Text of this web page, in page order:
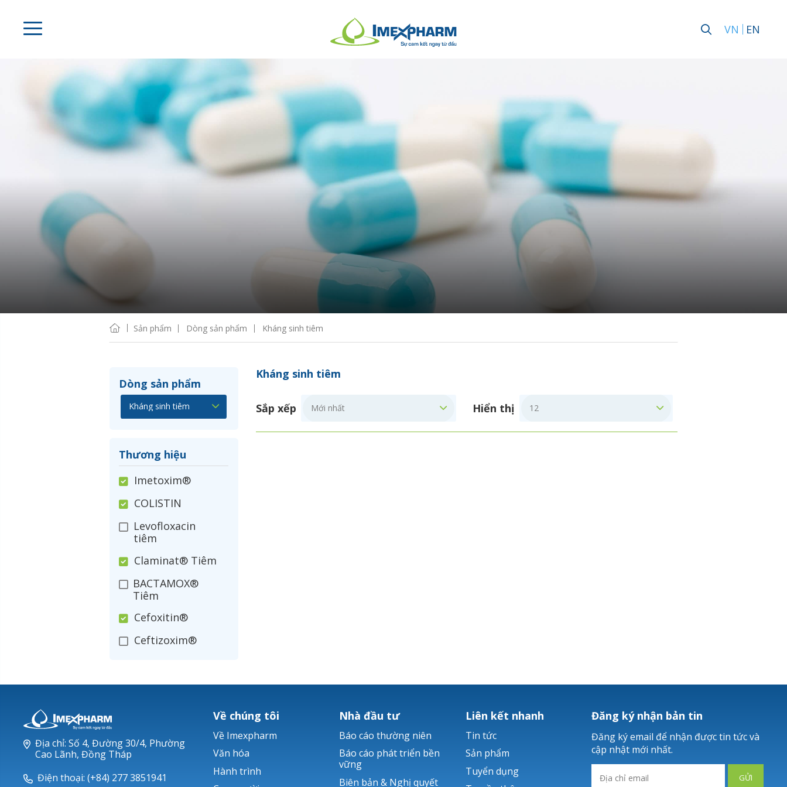
VN EN
Sản phẩm Dòng sản phẩm Kháng sinh tiêm
Dòng sản phẩm
Thương hiệu
Imetoxim®
COLISTIN
Levofloxacin
tiêm
Claminat® Tiêm
BACTAMOX®
Tiêm
Cefoxitin®
Ceftizoxim®
Nerusyn®
Ticarlinat®
Zobacta®
Kháng sinh tiêm
Sắp xếp Hiển thị
Địa chỉ: Số 4, Đường 30/4, Phường
Cao Lãnh, Đồng Tháp
Điện thoại: (+84) 277 3851941
Về chúng tôi
Về Imexpharm
Văn hóa
Hành trình
Nhà đầu tư
Báo cáo thường niên
Báo cáo phát triển bền
vững
Biên bản & Nghị quyết
Liên kết nhanh
Tin tức
Sản phẩm
Tuyển dụng
Đăng ký nhận bản tin
Đăng ký email để nhận được tin tức và
cập nhật mới nhất.
GỬI